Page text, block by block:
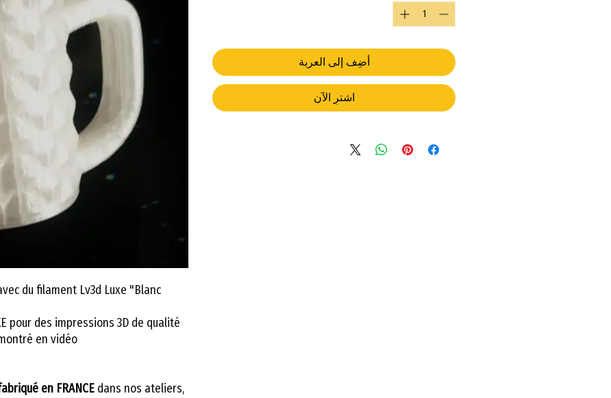
du filament Lv3d Luxe "Blanc",
pour des impressions 3D de qualité
en vidéo !
en FRANCE dans nos ateliers,
أضِف إلى العربة
اشترِ الآن